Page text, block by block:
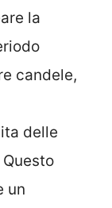
la
candele,
delle
un